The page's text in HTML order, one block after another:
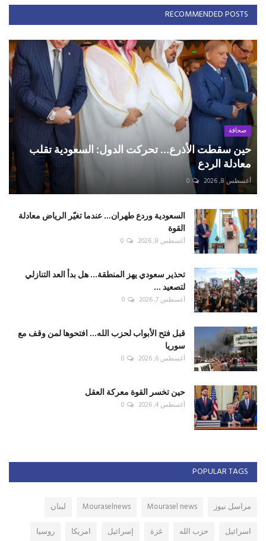
RECOMMENDED POSTS
صحافة
حين سقطت الأذرع... تحركت الدول: السعودية تقلب
معادلة الردع
أغسطس 8, 2026 0
السعودية وردع طهران... عندما تغيّر الرياض معادلة
القوة
أغسطس 8, 2026 0
تحذير سعودي يهز المنطقة... هل بدأ العد التنازلي
لتصعيد ...
أغسطس 7, 2026 0
قبل فتح الأبواب لحزب الله... افتحوها لمن وقف مع
سوريا
أغسطس 6, 2026 0
حين تخسر القوة معركة العقل
أغسطس 4, 2026 0
POPULAR TAGS
مراسل نيوز Mourasel news
Mouraselnews
لبنان
اسرائيل
حزب الله غزة إسرائيل امريكا
روسيا